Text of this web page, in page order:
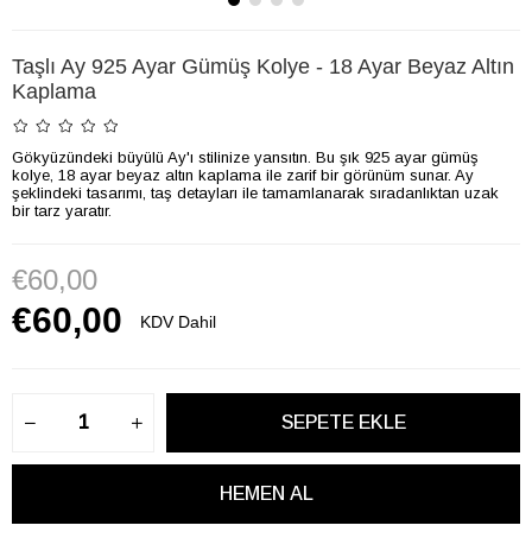
Taşlı Ay 925 Ayar Gümüş Kolye - 18 Ayar Beyaz Altın
Kaplama
Gökyüzündeki büyülü Ay'ı stilinize yansıtın. Bu şık 925 ayar gümüş
kolye, 18 ayar beyaz altın kaplama ile zarif bir görünüm sunar. Ay
şeklindeki tasarımı, taş detayları ile tamamlanarak sıradanlıktan uzak
bir tarz yaratır.
€60,00
KDV Dahil
€60,00